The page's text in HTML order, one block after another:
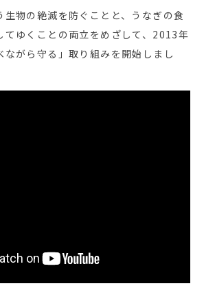
生物の絶滅を防ぐことと、うなぎの食
てゆくことの両立をめざして、2013年
ながら守る」取り組みを開始しまし